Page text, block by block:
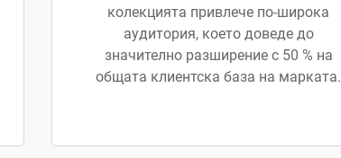
колекцията привлече по-широка
аудитория, което доведе до
значително разширение с 50 % на
общата клиентска база на марката.